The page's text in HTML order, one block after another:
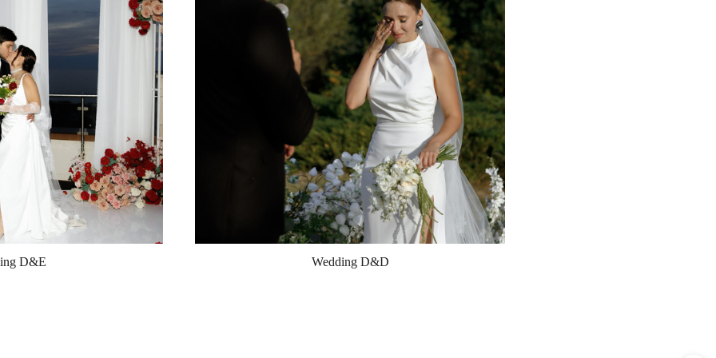
D&E Wedding D&D